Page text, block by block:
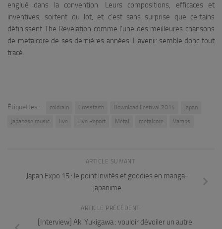
englué dans la convention. Leurs compositions, efficaces et
inventives, sortent du lot, et c’est sans surprise que certains
définissent The Revelation comme l’une des meilleures chansons
de metalcore de ses dernières années. L’avenir semble donc tout
tracé.
Étiquettes : coldrain Crossfaith Download Festival 2014
japan
Japanese music
live Live Report Métal metalcore Vamps
ARTICLE SUIVANT
Japan Expo 15 : le point invités et goodies en manga-
japanime
ARTICLE PRÉCÉDENT
[Interview] Aki Yukigawa : vouloir dévoiler un autre